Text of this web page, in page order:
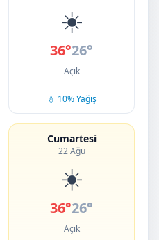
☀️
36°26°
Açık
💧 10% Yağış
Cumartesi
22 Ağu
☀️
36°26°
Açık